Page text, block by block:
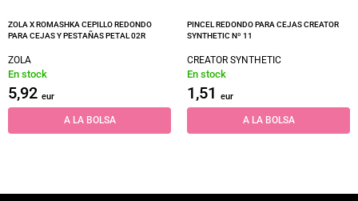
ZOLA X ROMASHKA CEPILLO REDONDO
PARA CEJAS Y PESTAÑAS PETAL 02R
ZOLA
En stock
5,92 eur
A LA BOLSA
PINCEL REDONDO PARA CEJAS CREATOR
SYNTHETIC Nº 11
CREATOR SYNTHETIC
En stock
1,51 eur
A LA BOLSA